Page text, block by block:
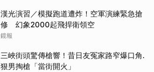
漢光演習／模擬跑道遭炸！空軍演練緊急搶
修 幻象2000起飛捍衛領空
鏡報
三峽街頭驚傳槍響！昔日友冤家路窄爆口角.
狠男掏槍「當街開火」